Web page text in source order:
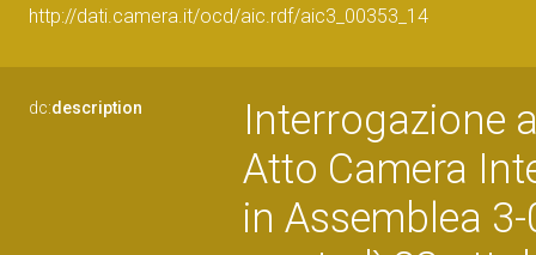
http://dati.camera.it/ocd/aic.rdf/aic3_00353_14
dc:description
Interrogazione
Atto Camera
in Assemblea